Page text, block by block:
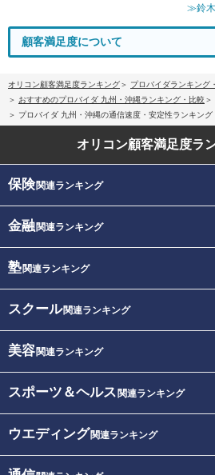
≫鈴木
顧客満足度について
オリコン顧客満足度ランキング
プロバイダランキング
おすすめのプロバイダ 九州・沖縄ランキング・比較
プロバイダ 九州・沖縄の通信速度・安定性ランキング
オリコン顧客満足度ラ
保険関連ランキング
金融関連ランキング
塾関連ランキング
スクール関連ランキング
美容関連ランキング
スポーツ＆ヘルス 関連ランキング
ウエディング関連ランキング